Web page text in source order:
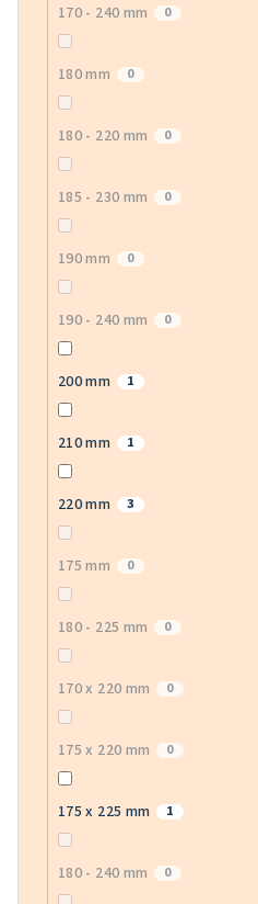
170 - 240 mm 0
180 mm 0
180 - 220 mm 0
185 - 230 mm 0
190 mm 0
190 - 240 mm 0
200 mm 1
210 mm 1
220 mm 3
175 mm 0
180 - 225 mm 0
170 x 220 mm 0
175 x 220 mm 0
175 x 225 mm 1
180 - 240 mm 0